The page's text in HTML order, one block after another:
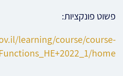
פשוט פונקציות:
learning/course/course-
home